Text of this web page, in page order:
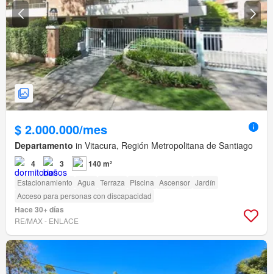
$ 2.000.000/mes
Departamento in Vitacura, Región Metropolitana de Santiago
4 3 140 m²
Estacionamiento Agua Terraza Piscina Ascensor Jardín
Acceso para personas con discapacidad
Hace 30+ días
RE/MAX - ENLACE